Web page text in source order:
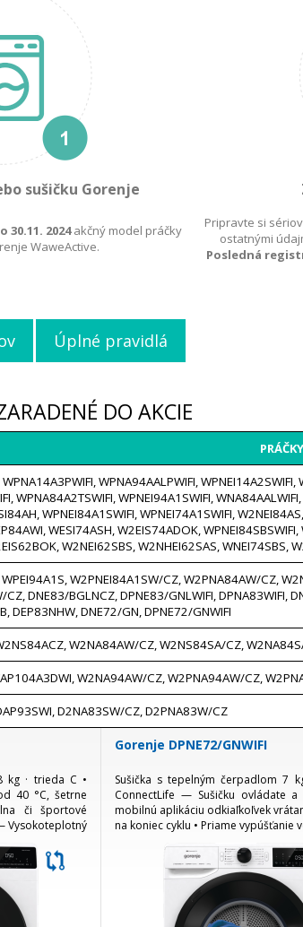
sušičku Gorenje
30.11. 2024akčný model práčky
WaweActive.
Pripravte si
ostatnými
Posledná
Úplné pravidlá
DO AKCIE
WPNA94AALPWIFI,
WPNA84A2TSWIFI, WPNEI94A1SWIFI,
WPNEI84A1SWIFI, WPNEI74A1SWIFI,
WESI74ASH, W2EIS74ADOK,
W2NEI62SBS, W2NHEI62SAS,
WPEI94A1S, W2PNEI84A1SW/CZ, W2PNA84AW/CZ,
CZ, DNE83/BGLNCZ, DPNE83/GNLWIFI, DPNA83WIFI,
DEP83NHW, DNE72/GN, DPNE72/GNWIFI
W2NA84AW/CZ, W2NS84SA/CZ,
W2NA94AW/CZ, W2PNA94AW/CZ,
D2NA83SW/CZ, D2PNA83W/CZ
kg · trieda C •
40 °C, šetrne
či športové
Vysokoteplotný
Gorenje DPNE72/GNWIFI
Sušička s tepelným čerpadlom 7
ConnectLife — Sušičku ovládate a
mobilnú aplikáciu odkiaľkoľvek
na koniec cyklu • Priame